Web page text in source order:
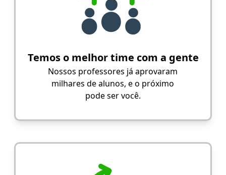
Temos o melhor time com a gente
Nossos professores já aprovaram
milhares de alunos, e o próximo
pode ser você.